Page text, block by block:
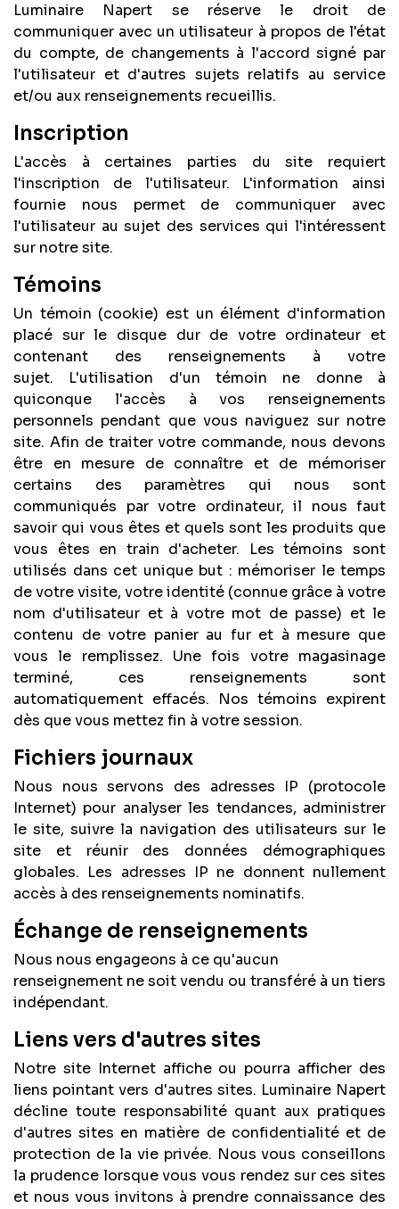
Luminaire Napert se réserve le droit de
communiquer avec un utilisateur à propos de l'état
du compte, de changements à l'accord signé par
l'utilisateur et d'autres sujets relatifs au service
et/ou aux renseignements recueillis.
Inscription
L'accès à certaines parties du site requiert
l'inscription de l'utilisateur. L'information ainsi
fournie nous permet de communiquer avec
l'utilisateur au sujet des services qui l'intéressent
sur notre site.
Témoins
Un témoin (cookie) est un élément d'information
placé sur le disque dur de votre ordinateur et
contenant des renseignements à votre
sujet. L'utilisation d'un témoin ne donne à
quiconque l'accès à vos renseignements
personnels pendant que vous naviguez sur notre
site. Afin de traiter votre commande, nous devons
être en mesure de connaître et de mémoriser
certains des paramètres qui nous sont
communiqués par votre ordinateur, il nous faut
savoir qui vous êtes et quels sont les produits que
vous êtes en train d'acheter. Les témoins sont
utilisés dans cet unique but : mémoriser le temps
de votre visite, votre identité (connue grâce à votre
nom d'utilisateur et à votre mot de passe) et le
contenu de votre panier au fur et à mesure que
vous le remplissez. Une fois votre magasinage
terminé, ces renseignements sont
automatiquement effacés. Nos témoins expirent
dès que vous mettez fin à votre session.
Fichiers journaux
Nous nous servons des adresses IP (protocole
Internet) pour analyser les tendances, administrer
le site, suivre la navigation des utilisateurs sur le
site et réunir des données démographiques
globales. Les adresses IP ne donnent nullement
accès à des renseignements nominatifs.
Échange de renseignements
Nous nous engageons à ce qu'aucun
renseignement ne soit vendu ou transféré à un tiers
indépendant.
Liens vers d'autres sites
Notre site Internet affiche ou pourra afficher des
liens pointant vers d'autres sites. Luminaire Napert
décline toute responsabilité quant aux pratiques
d'autres sites en matière de confidentialité et de
protection de la vie privée. Nous vous conseillons
la prudence lorsque vous vous rendez sur ces sites
et nous vous invitons à prendre connaissance des